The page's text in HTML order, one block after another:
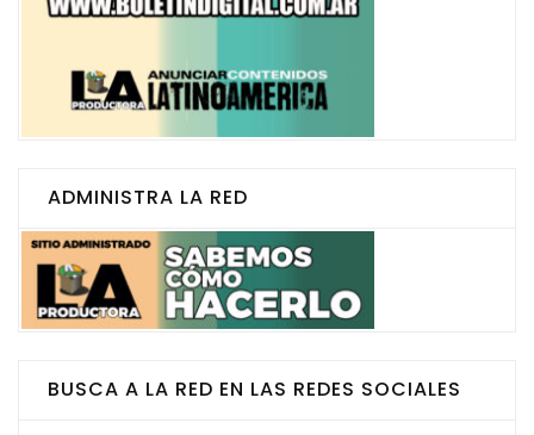
ADMINISTRA LA RED
BUSCA A LA RED EN LAS REDES SOCIALES